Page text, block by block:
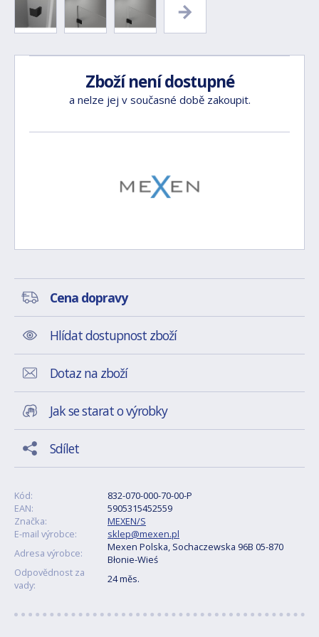
Zboží není dostupné
a nelze jej v současné době zakoupit.
Cena dopravy
Hlídat dostupnost zboží
Dotaz na zboží
Jak se starat o výrobky
Sdílet
Kód:
832-070-000-70-00-P
EAN:
5905315452559
Značka:
MEXEN/S
E-mail výrobce:
sklep@mexen.pl
Adresa výrobce:
Mexen Polska, Sochaczewska 96B 05-870
Błonie-Wieś
Odpovědnost za
vady:
24 měs.